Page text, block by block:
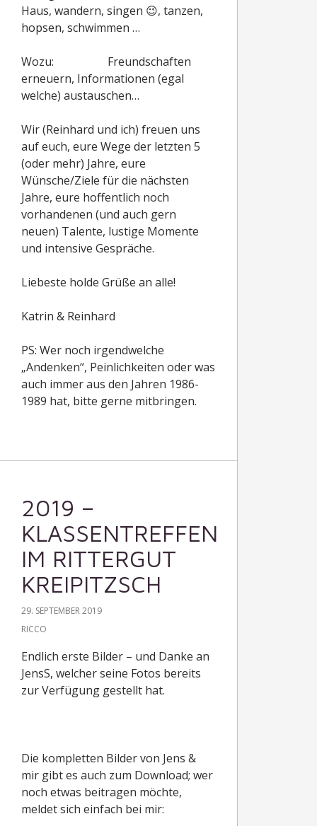
Haus, wandern, singen 😉, tanzen,
hopsen, schwimmen …
Wozu: Freundschaften
erneuern, Informationen (egal
welche) austauschen…
Wir (Reinhard und ich) freuen uns
auf euch, eure Wege der letzten 5
(oder mehr) Jahre, eure
Wünsche/Ziele für die nächsten
Jahre, eure hoffentlich noch
vorhandenen (und auch gern
neuen) Talente, lustige Momente
und intensive Gespräche.
Liebeste holde Grüße an alle!
Katrin & Reinhard
PS: Wer noch irgendwelche
„Andenken“, Peinlichkeiten oder was
auch immer aus den Jahren 1986-
1989 hat, bitte gerne mitbringen.
2019 –
KLASSENTREFFEN
IM RITTERGUT
KREIPITZSCH
29. SEPTEMBER 2019
RICCO
Endlich erste Bilder – und Danke an
JensS, welcher seine Fotos bereits
zur Verfügung gestellt hat.
Die kompletten Bilder von Jens &
mir gibt es auch zum Download; wer
noch etwas beitragen möchte,
meldet sich einfach bei mir: